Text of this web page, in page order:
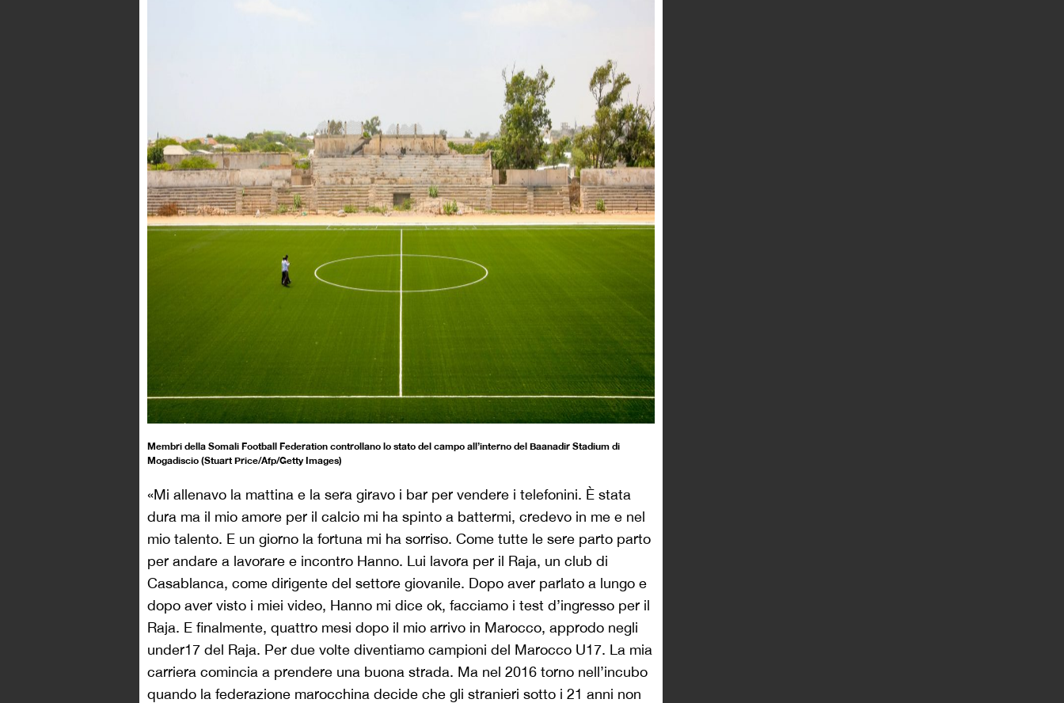
Membri della Somali Football Federation controllano lo stato del campo all’interno del Baanadir Stadium di
Mogadiscio (Stuart Price/Afp/Getty Images)
«Mi allenavo la mattina e la sera giravo i bar per vendere i telefonini. È stata
dura ma il mio amore per il calcio mi ha spinto a battermi, credevo in me e nel
mio talento. E un giorno la fortuna mi ha sorriso. Come tutte le sere parto parto
per andare a lavorare e incontro Hanno. Lui lavora per il Raja, un club di
Casablanca, come dirigente del settore giovanile. Dopo aver parlato a lungo e
dopo aver visto i miei video, Hanno mi dice ok, facciamo i test d’ingresso per il
Raja. E finalmente, quattro mesi dopo il mio arrivo in Marocco, approdo negli
under17 del Raja. Per due volte diventiamo campioni del Marocco U17. La mia
carriera comincia a prendere una buona strada. Ma nel 2016 torno nell’incubo
quando la federazione marocchina decide che gli stranieri sotto i 21 anni non